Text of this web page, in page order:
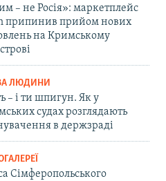
– не Росія»: маркетплейс
припинив прийом нових
на Кримському
ЛЮДИНИ
– і ти шпигун. Як у
судах розглядають
в держзраді
Сімферопольського